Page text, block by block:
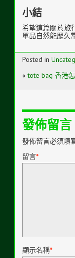
小結
希望這篇關於旅
單品自然能歷久
Posted in
«tote bag 香港
發佈留言
發佈留言必須填
留言*
顯示名稱*